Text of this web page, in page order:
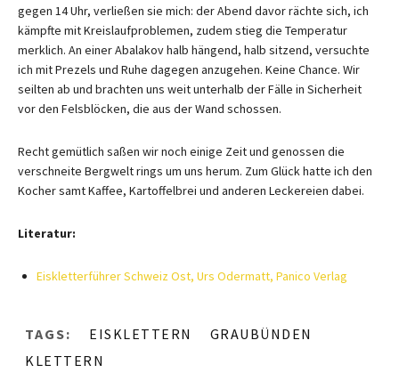
gegen 14 Uhr, verließen sie mich: der Abend davor rächte sich, ich
kämpfte mit Kreislaufproblemen, zudem stieg die Temperatur
merklich. An einer Abalakov halb hängend, halb sitzend, versuchte
ich mit Prezels und Ruhe dagegen anzugehen. Keine Chance. Wir
seilten ab und brachten uns weit unterhalb der Fälle in Sicherheit
vor den Felsblöcken, die aus der Wand schossen.
Recht gemütlich saßen wir noch einige Zeit und genossen die
verschneite Bergwelt rings um uns herum. Zum Glück hatte ich den
Kocher samt Kaffee, Kartoffelbrei und anderen Leckereien dabei.
Literatur:
Eiskletterführer Schweiz Ost, Urs Odermatt, Panico Verlag
TAGS: EISKLETTERN
GRAUBÜNDEN
KLETTERN